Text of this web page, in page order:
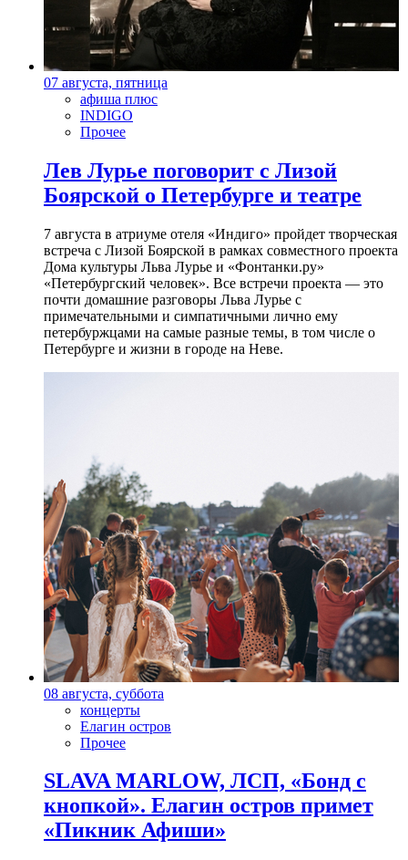
07 августа, пятница
афиша плюс
INDIGO
Прочее
Лев Лурье поговорит с Лизой
Боярской о Петербурге и театре
7 августа в атриуме отеля «Индиго» пройдет творческая
встреча с Лизой Боярской в рамках совместного проекта
Дома культуры Льва Лурье и «Фонтанки.ру»
«Петербургский человек». Все встречи проекта — это
почти домашние разговоры Льва Лурье с
примечательными и симпатичными лично ему
петербуржцами на самые разные темы, в том числе о
Петербурге и жизни в городе на Неве.
08 августа, суббота
концерты
Елагин остров
Прочее
SLAVA MARLOW, ЛСП, «Бонд с
кнопкой». Елагин остров примет
«Пикник Афиши»